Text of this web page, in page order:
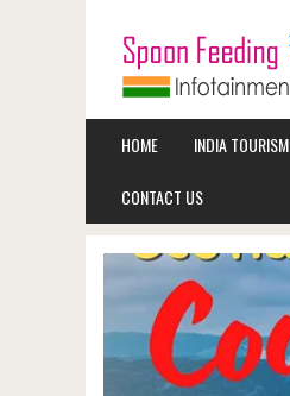
HOME INDIA TOURISM
CONTACT US